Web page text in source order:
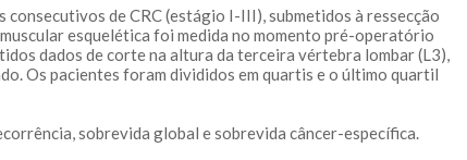
de CRC (estágio I-III), submetidos à ressecção
esquelética foi medida no momento pré-operatório
dados de corte na altura da terceira vértebra lombar (L3),
Os pacientes foram divididos em quartis e o último quartil
sobrevida global e sobrevida câncer-específica.